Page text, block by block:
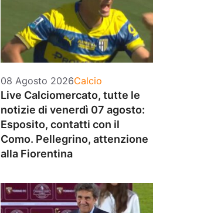
08 Agosto 2026Categorie
Calcio
Live Calciomercato, tutte le
notizie di venerdì 07 agosto:
Esposito, contatti con il
Como. Pellegrino, attenzione
alla Fiorentina